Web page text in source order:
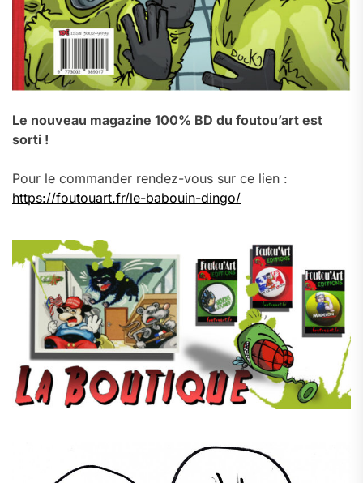
Le nouveau magazine 100% BD du foutou’art est
sorti !
Pour le commander rendez-vous sur ce lien :
https://foutouart.fr/le-babouin-dingo/